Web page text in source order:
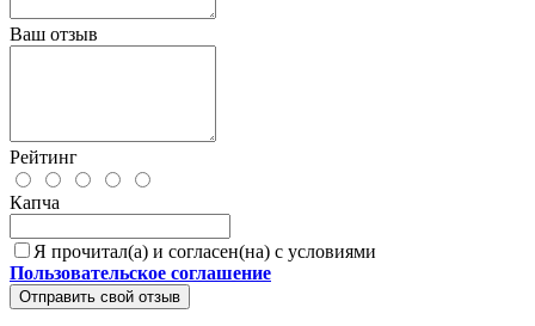
Ваш отзыв
Рейтинг
Капча
Я прочитал(а) и согласен(на) с условиями
Пользовательское соглашение
Отправить свой отзыв